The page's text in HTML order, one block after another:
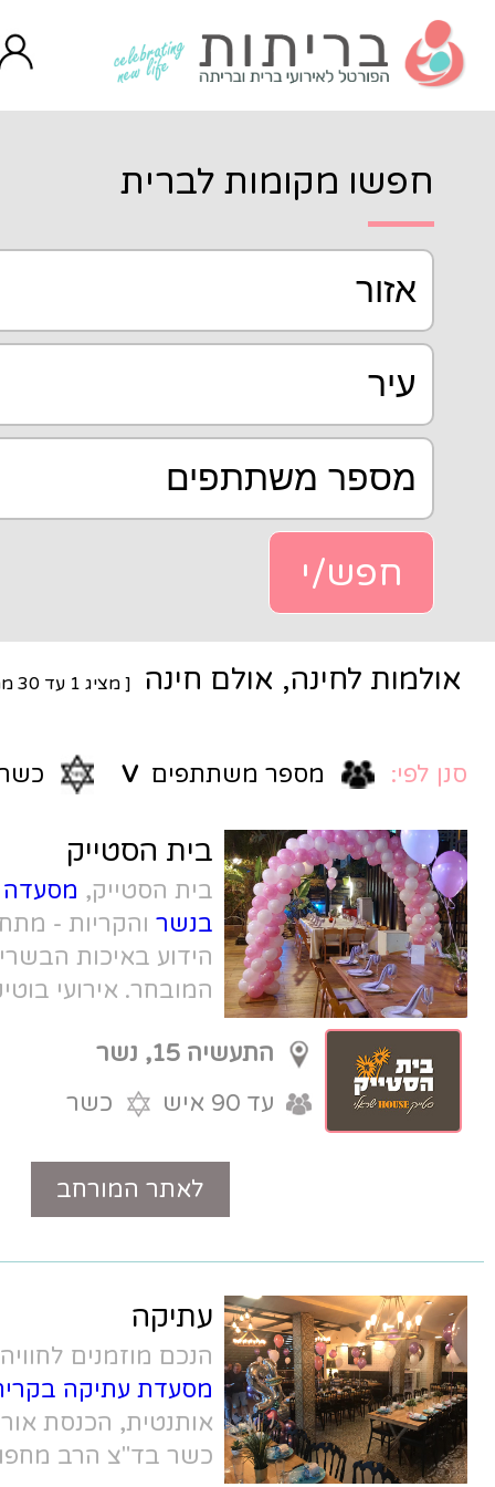
לברית
אולם חינה[ מציג 1 עד30 מתוך 58
]
משתתפיםV כשרותV
בית הסטייק
בית הסטייק,מסעדה וחצר אירועים
בנשרוהקריות - מתחם אירועים מומלץ
הידוע באיכות הבשרים ותפריט השף
המובחר. אירועי בוטיק בחוויה מיוחדת
ומוקפדת.
התעשיה 15, נשר
כשר
טלפון
עתיקה
הנכם מוזמנים לחוויה הצבעונית של
מסעדת עתיקה בקרית ביאליק. אווירה
אותנטית, הכנסת אורחים, מטבח פתוח,
כשר בד"צ הרב מחפוד.